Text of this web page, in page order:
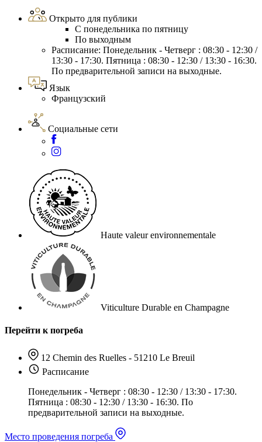
Открыто для публики
С понедельника по пятницу
По выходным
Расписание: Понедельник - Четверг : 08:30 - 12:30 /
13:30 - 17:30. Пятница : 08:30 - 12:30 / 13:30 - 16:30.
По предварительной записи на выходные.
Язык
Французский
Социальные сети
Haute valeur environnementale
Viticulture Durable en Champagne
Перейти к погреба
12 Chemin des Ruelles - 51210 Le Breuil
Расписание
Понедельник - Четверг : 08:30 - 12:30 / 13:30 - 17:30.
Пятница : 08:30 - 12:30 / 13:30 - 16:30. По
предварительной записи на выходные.
Место проведения погреба